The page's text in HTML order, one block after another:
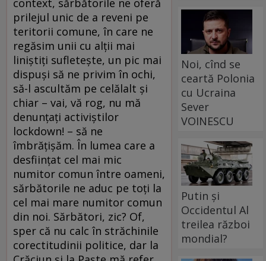
context, sărbătorile ne oferă
prilejul unic de a reveni pe
teritorii comune, în care ne
regăsim unii cu alții mai
liniștiți sufletește, un pic mai
dispuși să ne privim în ochi,
să-l ascultăm pe celălalt și
chiar – vai, vă rog, nu mă
denunțați activiștilor
lockdown! – să ne
îmbrățișăm. În lumea care a
desființat cel mai mic
numitor comun între oameni,
sărbătorile ne aduc pe toți la
cel mai mare numitor comun
din noi. Sărbători, zic? Of,
sper că nu calc în străchinile
corectitudinii politice, dar la
Noi, cînd se
ceartă Polonia
cu Ucraina
Sever
VOINESCU
Putin și
Occidentul Al
treilea război
mondial?